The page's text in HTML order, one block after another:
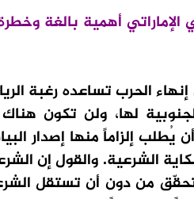
أهمية بالغة
الحرب تساعده رغبة
لها، ولن تكون
يُطلب إلزاماً منها إصدار
الشرعية. والقول إن
من دون أن تستقل